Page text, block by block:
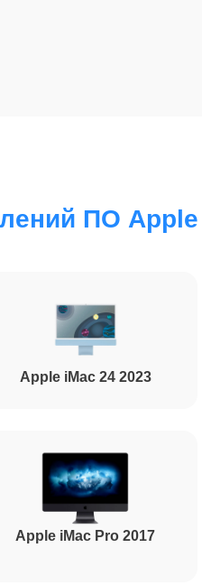
ПО Apple
Apple iMac 24 2023
Apple iMac Pro 2017